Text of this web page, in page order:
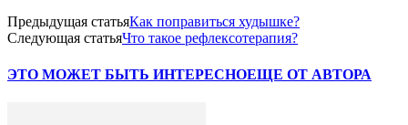
Предыдущая статьяКак поправиться худышке?
Следующая статьяЧто такое рефлексотерапия?
ЭТО МОЖЕТ БЫТЬ ИНТЕРЕСНОЕЩЕ ОТ АВТОРА